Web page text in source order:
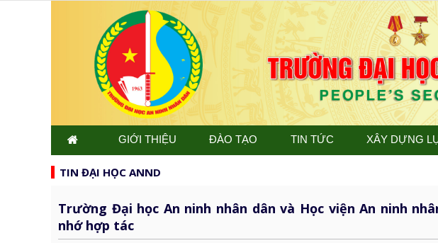
GIỚI THIỆU ĐÀO TẠO TIN TỨC XÂY DỰNG
TIN ĐẠI HỌC ANND
Trường Đại học An ninh nhân dân và Học viện An ninh
nhớ hợp tác